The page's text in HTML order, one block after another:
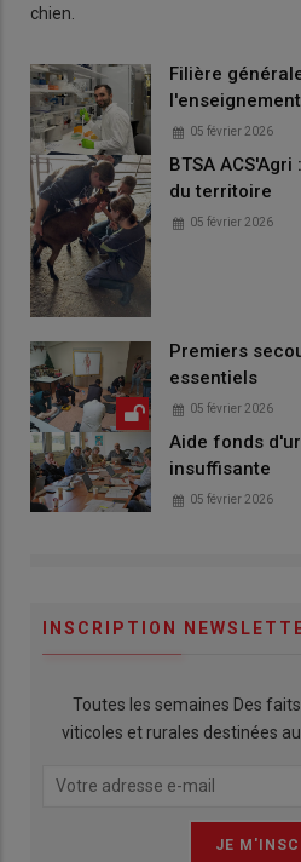
chien.
Filière
l'enseignement
05 février 2026
BTSA
du territoire
05 février 2026
Premiers
essentiels
05 février 2026
Aide fonds
insuffisante
05 février 2026
INSCRIPTION
Toutes les semaines Des
viticoles et rurales destinées